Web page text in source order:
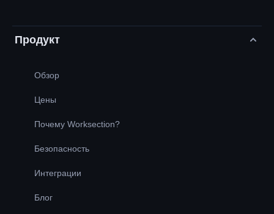
Продукт
Обзор
Цены
Почему Worksection?
Безопасность
Интеграции
Блог